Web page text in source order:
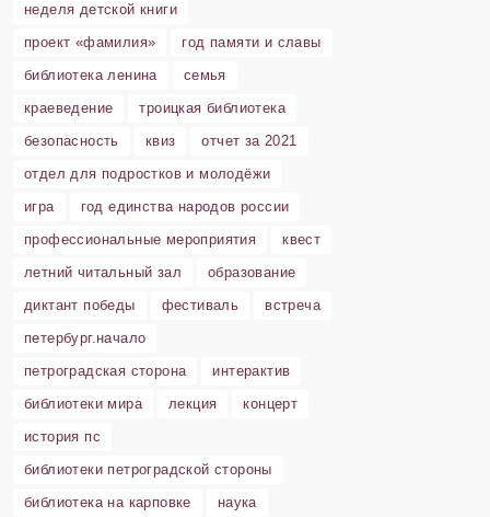
неделя детской книги
проект «фамилия»
год памяти и славы
библиотека ленина
семья
краеведение
троицкая библиотека
безопасность
квиз
отчет за 2021
отдел для подростков и молодёжи
игра
год единства народов россии
профессиональные мероприятия
квест
летний читальный зал
образование
диктант победы
фестиваль
встреча
петербург.начало
петроградская сторона
интерактив
библиотеки мира
лекция
концерт
история пс
библиотеки петроградской стороны
библиотека на карповке
наука